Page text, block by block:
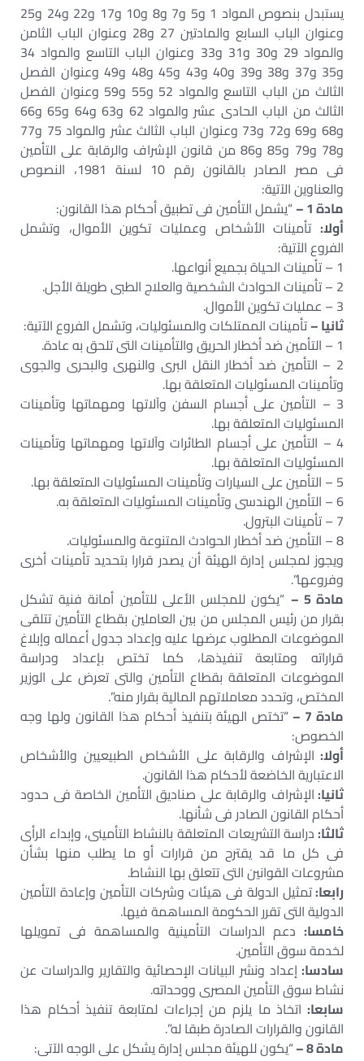
يستبدل بنصوص المواد 1 و5 و7 و8 و10 و17 و22 و24 و25
وعنوان الباب السابع والمادتين 27 و28 وعنوان الباب الثامن
والمواد 29 و30 و31 و33 وعنوان الباب التاسع والمواد 34
و35 و37 و38 و39 و40 و43 و45 و48 و49 وعنوان الفصل
الثالث من الباب التاسع والمواد 52 و55 و59 وعنوان الفصل
الثالث من الباب الحادى عشر والمواد 62 و63 و64 و65 و66
و68 و69 و72 و73 وعنوان الباب الثالث عشر والمواد 75 و77
و78 و79 و85 و86 من قانون الإشراف والرقابة على التأمين
فى مصر الصادر بالقانون رقم 10 لسنة 1981، النصوص
والعناوين الآتية:
مادة 1 –
“يشمل التأمين فى تطبيق أحكام هذا القانون:
أولا: تأمينات الأشخاص وعمليات تكوين الأموال، وتشمل
الفروع الآتية:
1 – تأمينات الحياة بجميع أنواعها.
2 – تأمينات الحوادث الشخصية والعلاج الطبى طويلة الأجل.
3 – عمليات تكوين الأموال.
ثانيا –تأمينات الممتلكات والمسئوليات، وتشمل الفروع الآتية:
1 – التأمين ضد أخطار الحريق والتأمينات التى تلحق به عادة.
2 – التأمين ضد أخطار النقل البرى والنهرى والبحرى والجوى
وتأمينات المسئوليات المتعلقة بها.
3 – التأمين على أجسام السفن وآلاتها ومهماتها وتأمينات
المسئوليات المتعلقة بها.
4 – التأمين على أجسام الطائرات وآلاتها ومهماتها وتأمينات
المسئوليات المتعلقة بها.
5 – التأمين على السيارات وتأمينات المسئوليات المتعلقة بها.
6 – التأمين الهندسى وتأمينات المسئوليات المتعلقة به.
7 – تأمينات البترول.
8 – التأمين ضد أخطار الحوادث المتنوعة والمسئوليات.
ويجوز لمجلس إدارة الهيئة أن يصدر قرارا بتحديد تأمينات أخرى
وفروعها”.
مادة 5 –
“يكون للمجلس الأعلى للتأمين أمانة فنية تشكل
بقرار من رئيس المجلس من بين العاملين بقطاع التأمين تتلقى
الموضوعات المطلوب عرضها عليه وإعداد جدول أعماله وإبلاغ
قراراته ومتابعة تنفيذها، كما تختص بإعداد ودراسة
الموضوعات المتعلقة بقطاع التأمين والتى تعرض على الوزير
المختص، وتحدد معاملاتهم المالية بقرار منه”.
مادة 7 –
“تختص الهيئة بتنفيذ أحكام هذا القانون ولها وجه
الخصوص:
أولا: الإشراف والرقابة على الأشخاص الطبيعيين والأشخاص
الاعتبارية الخاضعة لأحكام هذا القانون.
ثانيا:الإشراف والرقابة على صناديق التأمين الخاصة فى حدود
أحكام القانون الصادر فى شأنها.
ثالثا:دراسة التشريعات المتعلقة بالنشاط التأمينى، وإبداء الرأى
فى كل ما قد يقترح من قرارات أو ما يطلب منها بشأن
مشروعات القوانين التى تتعلق بها النشاط.
رابعا:تمثيل الدولة فى هيئات وشركات التأمين وإعادة التأمين
الدولية التى تقرر الحكومة المساهمة فيها.
خامسا: دعم الدراسات التأمينية والمساهمة فى تمويلها
لخدمة سوق التأمين.
سادسا:إعداد ونشر البيانات الإحصائية والتقارير والدراسات عن
نشاط سوق التأمين المصرى ووحداته.
سابعا: اتخاذ ما يلزم من إجراءات لمتابعة تنفيذ أحكام هذا
القانون والقرارات الصادرة طبقا له”.
مادة 8 –
“يكون للهيئة مجلس إدارة يشكل على الوجه الآتى: